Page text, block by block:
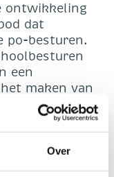
Over
ontwikkeling
dat
po-besturen.
een
maken van
je denken
van
en het
die (een